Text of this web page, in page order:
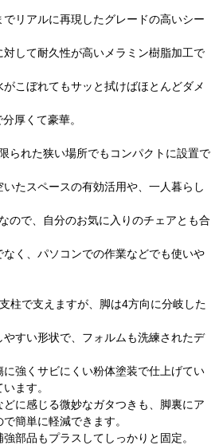
リアルに再現したグレードの高いシー
して耐久性が高いメラミン樹脂加工で
こぼれてもサッと拭けばほとんどダメ
厚くて豪華。
られた狭い場所でもコンパクトに設置で
たスペースの有効活用や、一人暮らし
ので、自分のお気に入りのチェアとも合
く、パソコンでの作業などでも使いや
柱で支えますが、脚は4方向に分岐した
すい形状で、フォルムも洗練されたデ
強くサビにくい粉体塗装で仕上げてい
ます。
に感じる微妙なガタつきも、脚裏にア
簡単に軽減できます。
部品もプラスしてしっかりと固定。